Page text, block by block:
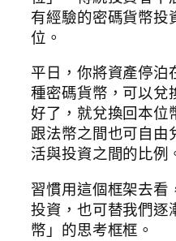
有經驗的密碼貨幣投
位。
平日，你將資產停泊
種密碼貨幣，可以兌
好了，就兌換回本位
跟法幣之間也可自由
活與投資之間的比例
習慣用這個框架去看
投資，也可替我們
幣」的思考框框。